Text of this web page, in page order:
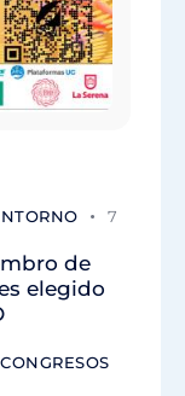
7
de
elegido